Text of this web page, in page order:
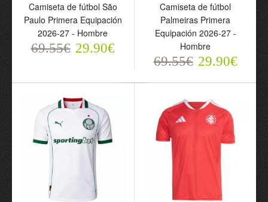
Equipación 2026-27 -
Hombre
69.55€ 29.90€
Camiseta de fútbol São
Paulo Primera Equipación
2026-27 - Hombre
69.55€ 29.90€
Camiseta de fútbol
Palmeiras Primera
Equipación 2026-27 -
Hombre
69.55€ 29.90€